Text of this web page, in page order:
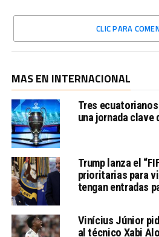
CLIC PARA
MAS EN INTERNACIONAL
Tres
una jornada clave
Trump lanza el
prioritarias para
tengan entradas
Vinícius Júnior
al técnico Xabi